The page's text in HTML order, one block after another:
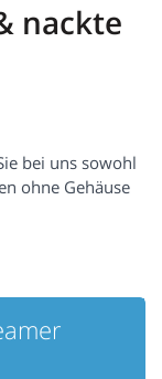
nackte
bei uns sowohl
ohne Gehäuse